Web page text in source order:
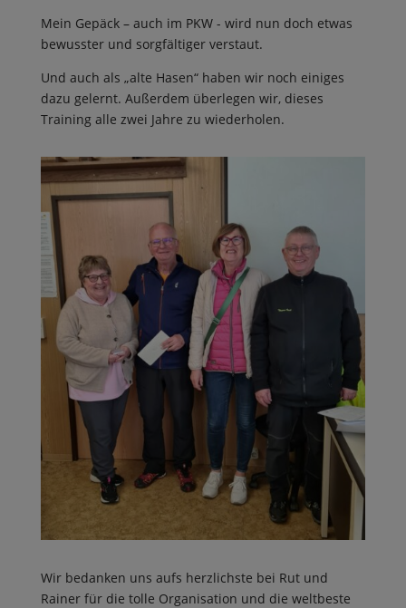
Mein Gepäck – auch im PKW - wird nun doch etwas
bewusster und sorgfältiger verstaut.
Und auch als „alte Hasen“ haben wir noch einiges
dazu gelernt. Außerdem überlegen wir, dieses
Training alle zwei Jahre zu wiederholen.
Wir bedanken uns aufs herzlichste bei Rut und
Rainer für die tolle Organisation und die weltbeste